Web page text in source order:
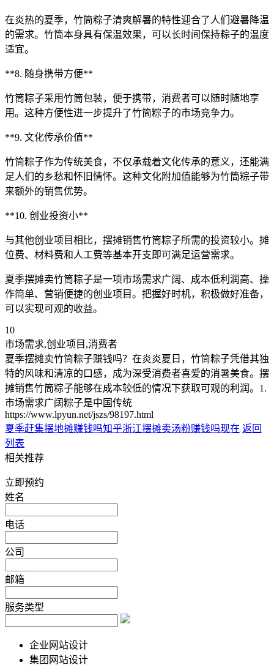
在炎热的夏季，竹筒粽子清爽解暑的特性迎合了人们避暑降温
的需求。竹筒本身具有保温效果，可以长时间保持粽子的温度
适宜。
**8. 随身携带方便**
竹筒粽子采用竹筒包装，便于携带，消费者可以随时随地享
用。这种方便性进一步提升了竹筒粽子的市场竞争力。
**9. 文化传承价值**
竹筒粽子作为传统美食，不仅承载着文化传承的意义，还能满
足人们的乡愁和怀旧情怀。这种文化附加值能够为竹筒粽子带
来额外的销售优势。
**10. 创业投资小**
与其他创业项目相比，摆摊销售竹筒粽子所需的投资较小。摊
位费、材料费和人工费等基本开支即可满足运营需求。
夏季摆摊卖竹筒粽子是一项市场需求广阔、成本低利润高、操
作简单、营销便捷的创业项目。把握好时机，积极做好准备，
可以实现可观的收益。
10
市场需求,创业项目,消费者
夏季摆摊卖竹筒粽子赚钱吗？在炎炎夏日，竹筒粽子凭借其独
特的风味和清凉的口感，成为深受消费者喜爱的消暑美食。摆
摊销售竹筒粽子能够在成本较低的情况下获取可观的利润。1.
市场需求广阔粽子是中国传统
https://www.lpyun.net/jszs/98197.html
夏季赶集摆地摊赚钱吗知乎浙江摆摊卖汤粉赚钱吗现在 返回
列表
相关推荐
立即预约
姓名
电话
公司
邮箱
服务类型
企业网站设计
集团网站设计